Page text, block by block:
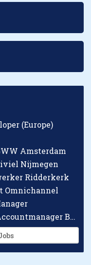
(Europe)
Amsterdam
Nijmegen
Ridderkerk
Omnichannel
Checkpoint Systems Key Accountmanager Benelux